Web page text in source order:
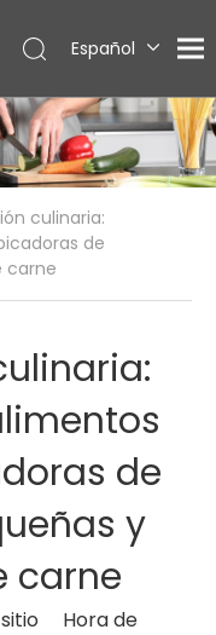
Español
العربية
Français
Pусский
culinaria:
de
carne
de
y
carne
Hora de